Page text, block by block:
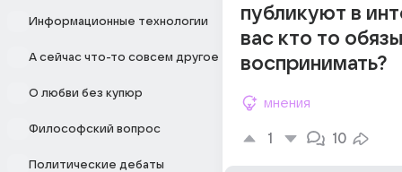
Информационные технологии
А сейчас что-то совсем другое
О любви без купюр
Философский вопрос
Политические дебаты
публикуют в
вас кто то
воспринимать?
мнения
1 10